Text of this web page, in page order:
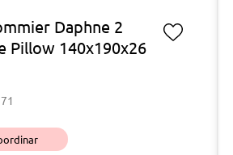
Daphne 2
Pillow 140x190x26